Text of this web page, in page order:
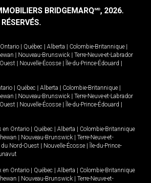
BRIDGEMARQMD, 2026.
Ontario Québec Alberta Colombie-Britannique
Nouveau-Brunswick
Terre-Neuve-et-Labrador
Nouvelle-Écosse Île-du-Prince-Édouard
Québec Alberta Colombie-Britannique
Nouveau-Brunswick
Terre-Neuve-et-Labrador
Nouvelle-Écosse Île-du-Prince-Édouard
en Ontario Québec Alberta
Colombie-Britannique
Nouveau-Brunswick
Terre-Neuve-et-
du Nord-Ouest Nouvelle-Écosse
Île-du-Prince-
en Ontario Québec Alberta
Colombie-Britannique
Nouveau-Brunswick
Terre-Neuve-et-